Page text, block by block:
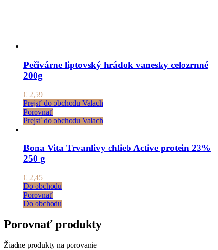
Pečivárne liptovský hrádok vanesky celozrnné
200g
€ 2,59
Prejsť do obchodu Valach
Porovnať
Prejsť do obchodu Valach
Bona Vita Trvanlivy chlieb Active protein 23%
250 g
€ 2,45
Do obchodu
Porovnať
Do obchodu
Porovnať produkty
Žiadne produkty na porovanie